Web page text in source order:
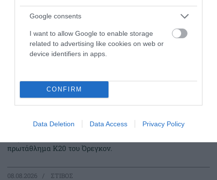
Google consents
I want to allow Google to enable storage
related to advertising like cookies on web or
device identifiers in apps.
CONFIRM
Data Deletion Data Access Privacy Policy
Στον τελικό του Παγκοσμίου
πρωταθλήματος ο Κουλούρης
Ο Αρσένης Κουλούρης πραγματοποίησε πολύ καλή
πρωτάθλημα Κ20 του Όρεγκον.
08.08.2026 ΣΤΙΒΟΣ